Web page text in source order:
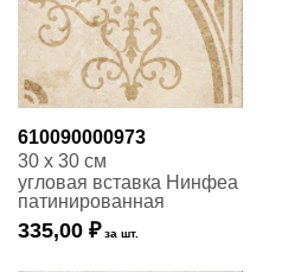
610090000973
30 x 30 см
угловая вставка Нинфеа
патинированная
335,00 ₽ за шт.